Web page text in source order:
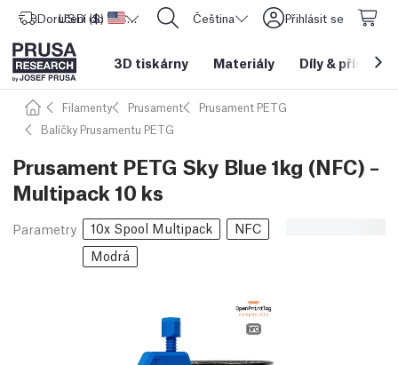
Doručení do Spojené státy americké
USD ($) CORE One L: Nyní skladem! Čeština Přihlásit se
3D tiskárny Materiály Díly &
Filamenty Prusament
Prusament PETG
Balíčky Prusamentu PETG
Prusament PETG Sky Blue 1kg (NFC) –
Multipack 10 ks
Parametry 10x Spool Multipack
NFC
Modrá